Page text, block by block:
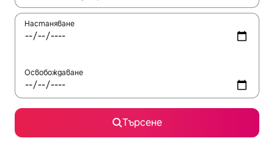
Настаняване
Освобождаване
Търсене